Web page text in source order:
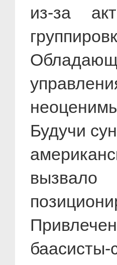
из-за
Будучи